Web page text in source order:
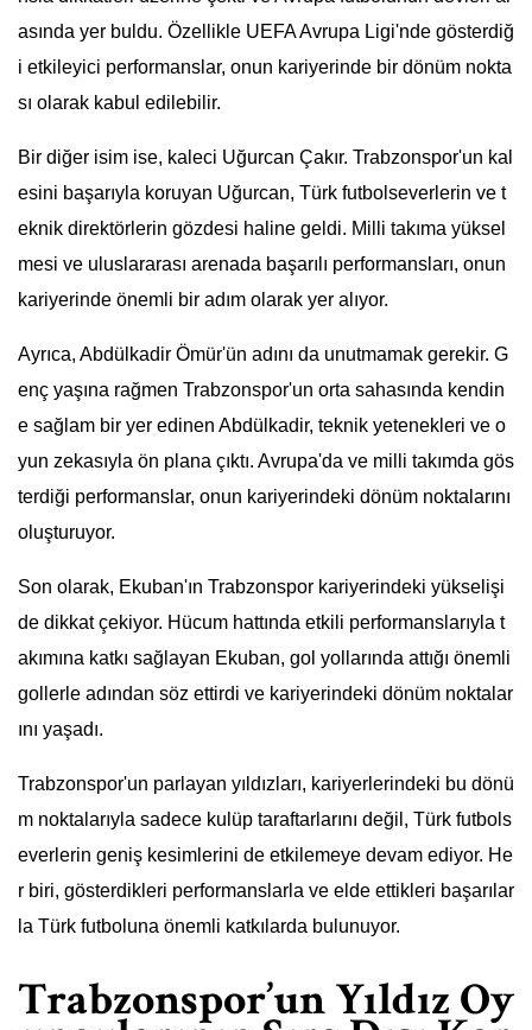
asında yer buldu. Özellikle UEFA Avrupa Ligi'nde gösterdiğ
i etkileyici performanslar, onun kariyerinde bir dönüm nokta
sı olarak kabul edilebilir.
Bir diğer isim ise, kaleci Uğurcan Çakır. Trabzonspor'un kal
esini başarıyla koruyan Uğurcan, Türk futbolseverlerin ve t
eknik direktörlerin gözdesi haline geldi. Milli takıma yüksel
mesi ve uluslararası arenada başarılı performansları, onun
kariyerinde önemli bir adım olarak yer alıyor.
Ayrıca, Abdülkadir Ömür'ün adını da unutmamak gerekir. G
enç yaşına rağmen Trabzonspor'un orta sahasında kendin
e sağlam bir yer edinen Abdülkadir, teknik yetenekleri ve o
yun zekasıyla ön plana çıktı. Avrupa'da ve milli takımda gös
terdiği performanslar, onun kariyerindeki dönüm noktalarını
oluşturuyor.
Son olarak, Ekuban'ın Trabzonspor kariyerindeki yükselişi
de dikkat çekiyor. Hücum hattında etkili performanslarıyla t
akımına katkı sağlayan Ekuban, gol yollarında attığı önemli
gollerle adından söz ettirdi ve kariyerindeki dönüm noktalar
ını yaşadı.
Trabzonspor'un parlayan yıldızları, kariyerlerindeki bu dönü
m noktalarıyla sadece kulüp taraftarlarını değil, Türk futbols
everlerin geniş kesimlerini de etkilemeye devam ediyor. He
r biri, gösterdikleri performanslarla ve elde ettikleri başarılar
la Türk futboluna önemli katkılarda bulunuyor.
Trabzonspor’un Yıldız Oy